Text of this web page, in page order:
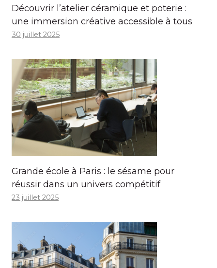
Découvrir l’atelier céramique et poterie :
une immersion créative accessible à tous
30 juillet 2025
Grande école à Paris : le sésame pour
réussir dans un univers compétitif
23 juillet 2025